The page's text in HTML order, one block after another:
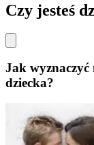
Czy jesteś
Jak wyznaczyć
dziecka?